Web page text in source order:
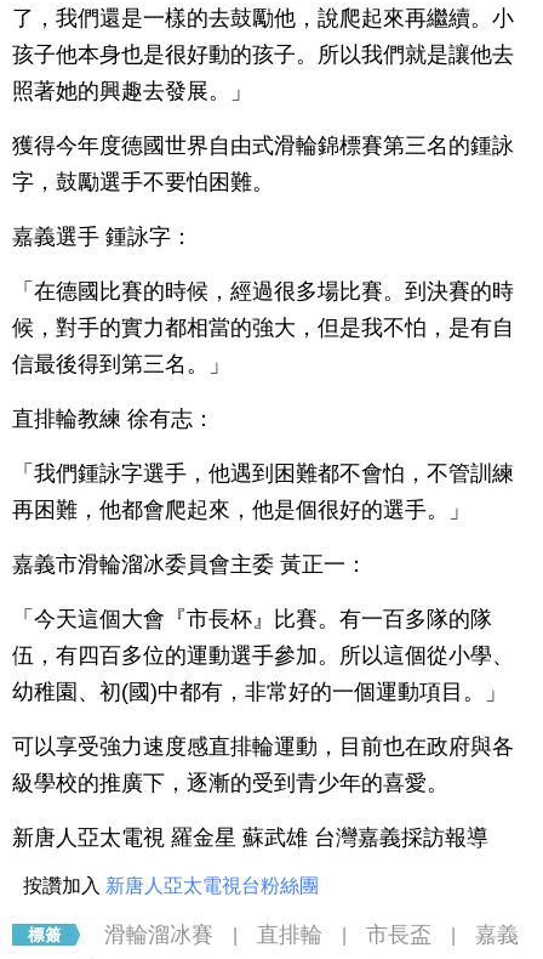
了，我們還是一樣的去鼓勵他，說爬起來再繼續。小
孩子他本身也是很好動的孩子。所以我們就是讓他去
照著她的興趣去發展。」
獲得今年度德國世界自由式滑輪錦標賽第三名的鍾詠
字，鼓勵選手不要怕困難。
嘉義選手 鍾詠字：
「在德國比賽的時候，經過很多場比賽。到決賽的時
候，對手的實力都相當的強大，但是我不怕，是有自
信最後得到第三名。」
直排輪教練 徐有志：
「我們鍾詠字選手，他遇到困難都不會怕，不管訓練
再困難，他都會爬起來，他是個很好的選手。」
嘉義市滑輪溜冰委員會主委 黃正一：
「今天這個大會『市長杯』比賽。有一百多隊的隊
伍，有四百多位的運動選手參加。所以這個從小學、
幼稚園、初(國)中都有，非常好的一個運動項目。」
可以享受強力速度感直排輪運動，目前也在政府與各
級學校的推廣下，逐漸的受到青少年的喜愛。
新唐人亞太電視 羅金星 蘇武雄 台灣嘉義採訪報導
按讚加入 新唐人亞太電視台粉絲團
滑輪溜冰賽 直排輪 市長盃
嘉義